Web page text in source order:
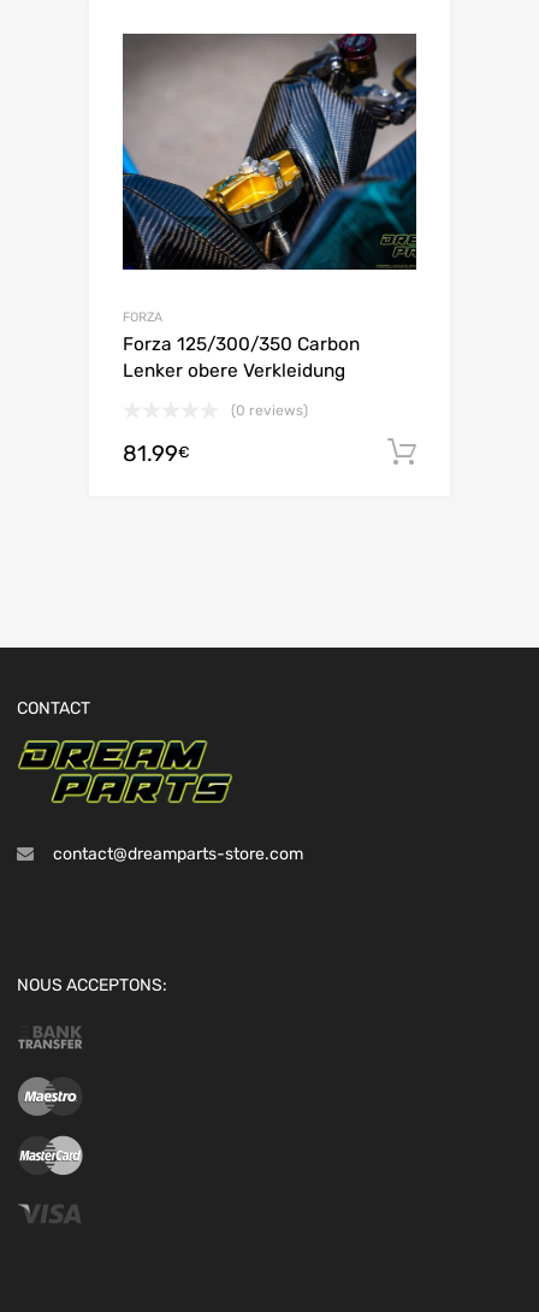
FORZA
Forza 125/300/350 Carbon
Lenker obere Verkleidung
(0 reviews)
81.99€
CONTACT
contact@dreamparts-store.com
NOUS ACCEPTONS: